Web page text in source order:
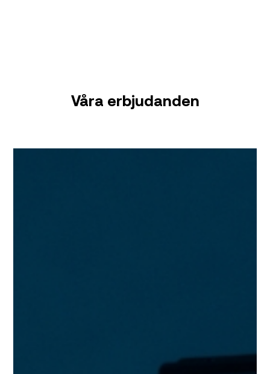
Våra erbjudanden